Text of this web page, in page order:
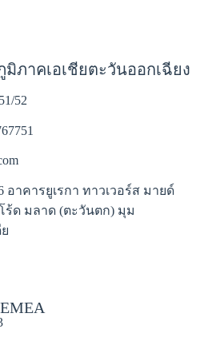
ภาคเอเชียตะวันออกเฉียง
52
อาคารยูเรกา ทาวเวอร์ส มายด์
ร้ด มลาด (ตะวันตก) มุม